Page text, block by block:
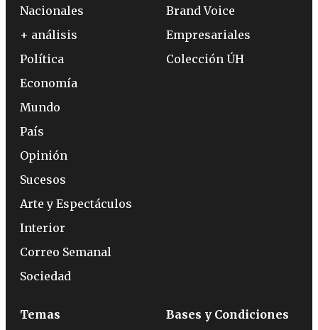
Nacionales
+ análisis
Política
Economía
Mundo
País
Opinión
Sucesos
Arte y Espectáculos
Interior
Correo Semanal
Sociedad
Brand Voice
Empresariales
Colección ÚH
Temas
Bases y Condiciones